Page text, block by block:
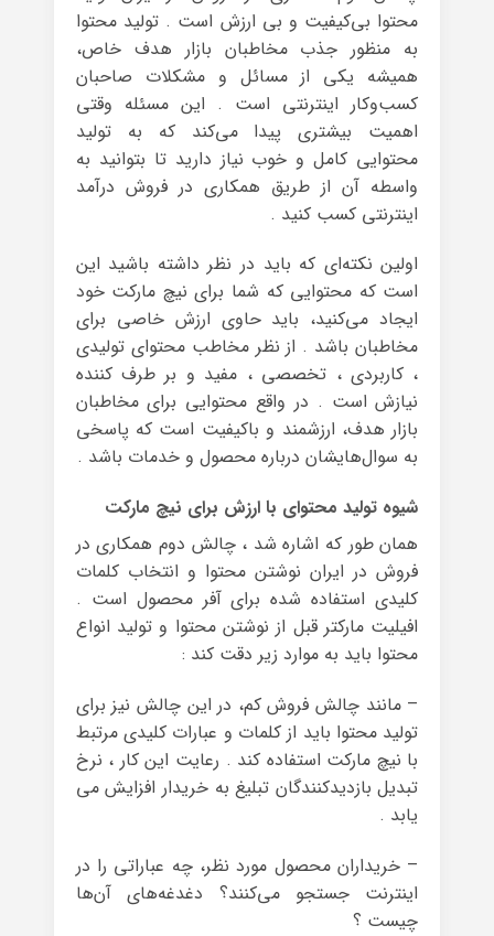
محتوا بی‌کیفیت و بی ارزش است . تولید محتوا
به منظور جذب مخاطبان بازار هدف خاص،
همیشه یکی از مسائل و مشکلات صاحبان
کسب‌و‌کار اینترنتی است . این مسئله وقتی
اهمیت بیشتری پیدا می‌کند که به تولید
محتوایی کامل و خوب نیاز دارید تا بتوانید به
واسطه آن از طریق همکاری در فروش درآمد
اینترنتی کسب کنید .
اولین نکته‌ای که باید در نظر داشته باشید این
است که محتوایی که شما برای نیچ مارکت خود
ایجاد می‌کنید، باید حاوی ارزش خاصی برای
مخاطبان باشد . از نظر مخاطب محتوای تولیدی
، کاربردی ، تخصصی ، مفید و بر طرف کننده
نیازش است . در واقع محتوایی برای مخاطبان
بازار هدف، ارزشمند و با‌کیفیت است که پاسخی
به سوال‌هایشان درباره محصول و خدمات باشد .
شیوه تولید محتوای با ارزش برای نیچ مارکت
همان طور که اشاره شد ، چالش دوم همکاری در
فروش در ایران نوشتن محتوا و انتخاب کلمات
کلیدی استفاده شده برای آفر محصول است .
افیلیت مارکتر قبل از نوشتن محتوا و تولید انواع
محتوا باید به موارد زیر دقت کند :
– مانند چالش فروش کم، در این چالش نیز برای
تولید محتوا باید از کلمات و عبارات کلیدی مرتبط
با نیچ مارکت استفاده کند . رعایت این کار ، نرخ
تبدیل بازدیدکنندگان تبلیغ به خریدار افزایش می
یابد .
– خریداران محصول مورد نظر، چه عباراتی را در
اینترنت جستجو می‌کنند؟ دغدغه‌های آن‌ها
چیست ؟